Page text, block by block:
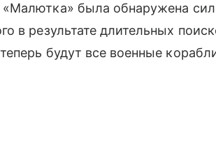
была обнаружена
в результате длительных
будут все военные